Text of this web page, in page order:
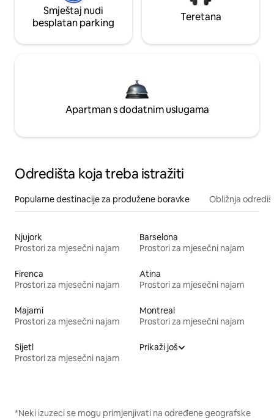
Smještaj nudi
besplatan parking
Teretana
Apartman s dodatnim uslugama
Odredišta koja treba istražiti
Popularne destinacije za produžene boravke Obližnja
Njujork
Prostori za mjesečni najam
Barselona
Prostori za mjesečni najam
Firenca
Prostori za mjesečni najam
Atina
Prostori za mjesečni najam
Majami
Prostori za mjesečni najam
Montreal
Prostori za mjesečni najam
Sijetl
Prostori za mjesečni najam
Prikaži još
*Neki izuzeci se mogu primjenjivati na određene geografske